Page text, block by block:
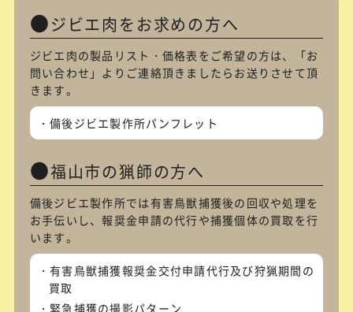
ジビエ肉をお求めの方へ
ジビエ肉の製品リスト・価格表をご希望の方は、「お
問い合わせ 」よりご連絡頂きましたらお送りさせて頂
きます。
備後ジビエ製作所パンフレット
福山市の猟師の方へ
備後ジビエ製作所では有害鳥獣捕獲後の回収や処理を
お手伝いし、報奨金申請の代行や捕獲個体の買取を行
います。
有害鳥獣捕獲報奨金交付申請代行及び狩猟期間の
買取
緊急捕獲の撮影パターン